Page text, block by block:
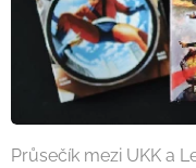
Průsečík mezi UKK a